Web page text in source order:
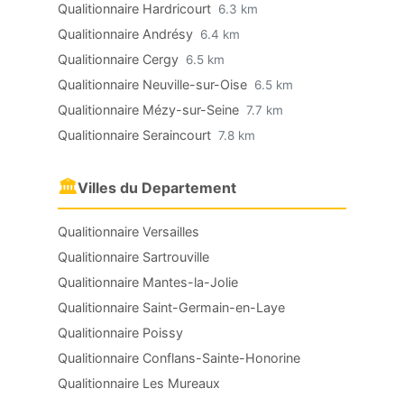
Qualitionnaire Hardricourt 6.3 km
Qualitionnaire Andrésy 6.4 km
Qualitionnaire Cergy 6.5 km
Qualitionnaire Neuville-sur-Oise 6.5 km
Qualitionnaire Mézy-sur-Seine 7.7 km
Qualitionnaire Seraincourt 7.8 km
🏛Villes du Departement
Qualitionnaire Versailles
Qualitionnaire Sartrouville
Qualitionnaire Mantes-la-Jolie
Qualitionnaire Saint-Germain-en-Laye
Qualitionnaire Poissy
Qualitionnaire Conflans-Sainte-Honorine
Qualitionnaire Les Mureaux